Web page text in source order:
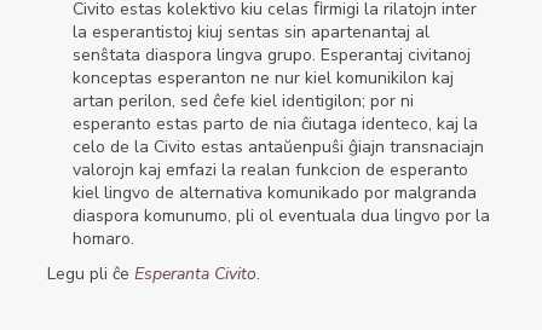
Civito estas kolektivo kiu celas ﬁrmigi la rilatojn inter
la esperantistoj kiuj sentas sin apartenantaj al
senŝtata diaspora lingva grupo. Esperantaj civitanoj
konceptas esperanton ne nur kiel komunikilon kaj
artan perilon, sed ĉefe kiel identigilon; por ni
esperanto estas parto de nia ĉiutaga identeco, kaj la
celo de la Civito estas antaŭenpuŝi ĝiajn transnaciajn
valorojn kaj emfazi la realan funkcion de esperanto
kiel lingvo de alternativa komunikado por malgranda
diaspora komunumo, pli ol eventuala dua lingvo por la
homaro.
Legu pli ĉe Esperanta Civito.